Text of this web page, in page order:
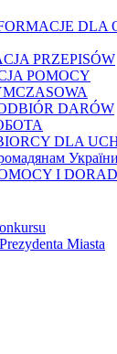
DLA
PRZEPISÓW
POMOCY
DARÓW
DLA
України
I
Miasta